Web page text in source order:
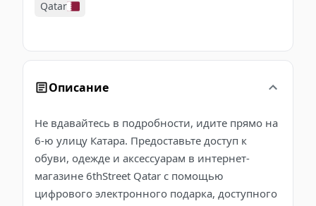
Qatar
Описание
Не вдавайтесь в подробности, идите прямо на
6-ю улицу Катара. Предоставьте доступ к
обуви, одежде и аксессуарам в интернет-
магазине 6thStreet Qatar с помощью
цифрового электронного подарка, доступного